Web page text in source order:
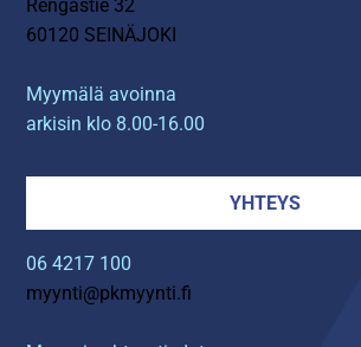
Rengastie 32
60120 SEINÄJOKI
Myymälä avoinna
arkisin klo 8.00-16.00
YHTEYS
06 4217 100
myynti@pkmyynti.fi